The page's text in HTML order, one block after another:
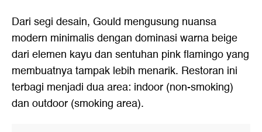
Dari segi desain, Gould mengusung nuansa
modern minimalis dengan dominasi warna beige
dari elemen kayu dan sentuhan pink flamingo yang
membuatnya tampak lebih menarik. Restoran ini
terbagi menjadi dua area: indoor (non-smoking)
dan outdoor (smoking area).